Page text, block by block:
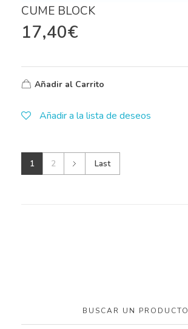
CUME BLOCK
17,40€
Añadir al Carrito
Añadir a la lista de deseos
1 2 Last
BUSCAR UN PRODUCTO